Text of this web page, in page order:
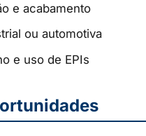
e acabamento
ou automotiva
e uso de EPIs